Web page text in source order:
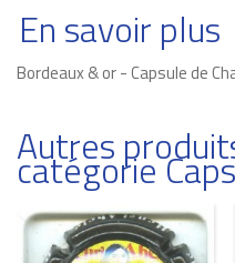
En savoir plus
Bordeaux & or - Capsule de
Autres
catégorie